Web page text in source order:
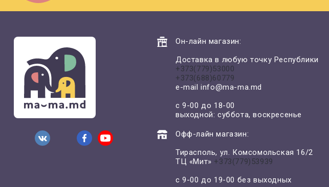
Он-лайн магазин:
Доставка в любую точку Республики
+373(779)53000
+373(688)60779
e-mailinfo@ma-ma.md
с 9-00 до 18-00
выходной: суббота, воскресенье
Офф-лайн магазин:
Тирасполь, ул. Комсомольская 16/2
ТЦ «Мит» +373(779)53939
с 9-00 до 19-00 без выходных